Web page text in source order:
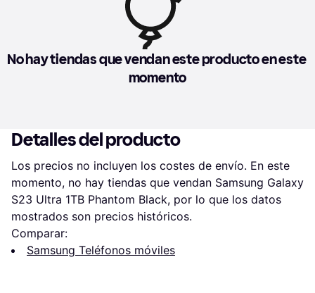
No hay tiendas que vendan este producto en este
momento
Detalles del producto
Los precios no incluyen los costes de envío. En este
momento, no hay tiendas que vendan Samsung Galaxy
S23 Ultra 1TB Phantom Black, por lo que los datos
mostrados son precios históricos.
Comparar:
Samsung Teléfonos móviles